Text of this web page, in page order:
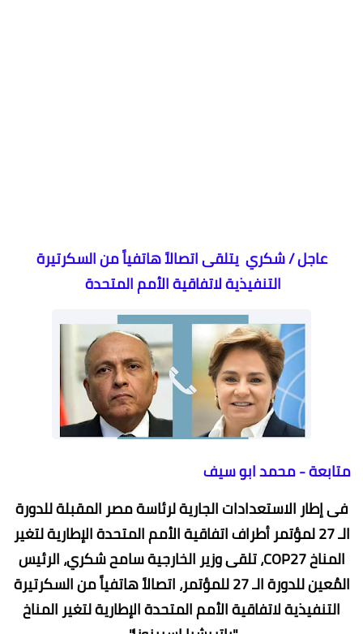
عاجل / شكري يتلقى اتصالاً هاتفياً من السكرتيرة
التنفيذية لاتفاقية الأمم المتحدة
متابعة - محمد ابو سيف
فى إطار الاستعدادات الجارية لرئاسة مصر المقبلة للدورة
الـ 27 لمؤتمر أطراف اتفاقية الأمم المتحدة الإطارية لتغير
المناخ COP27، تلقى وزير الخارجية سامح شكري، الرئيس
المُعين للدورة الـ 27 للمؤتمر، اتصالاً هاتفياً من السكرتيرة
التنفيذية لاتفاقية الأمم المتحدة الإطارية لتغير المناخ